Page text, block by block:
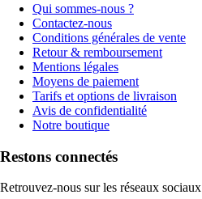
Qui sommes-nous ?
Contactez-nous
Conditions générales de vente
Retour & remboursement
Mentions légales
Moyens de paiement
Tarifs et options de livraison
Avis de confidentialité
Notre boutique
Restons connectés
Retrouvez-nous sur les réseaux sociaux